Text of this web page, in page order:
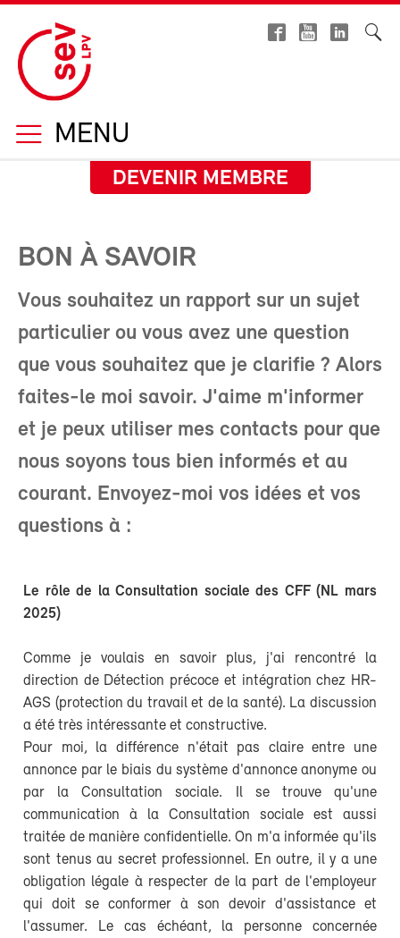
MENU
DEVENIR MEMBRE
BON À SAVOIR
Vous souhaitez un rapport sur un sujet
particulier ou vous avez une question
que vous souhaitez que je clarifie ? Alors
faites-le moi savoir. J'aime m'informer
et je peux utiliser mes contacts pour que
nous soyons tous bien informés et au
courant. Envoyez-moi vos idées et vos
questions à :
Le rôle de la Consultation sociale des CFF (NL mars
2025)
Comme je voulais en savoir plus, j'ai rencontré la
direction de Détection précoce et intégration chez HR-
AGS (protection du travail et de la santé). La discussion
a été très intéressante et constructive.
Pour moi, la différence n'était pas claire entre une
annonce par le biais du système d'annonce anonyme ou
par la Consultation sociale. Il se trouve qu'une
communication à la Consultation sociale est aussi
traitée de manière confidentielle. On m'a informée qu'ils
sont tenus au secret professionnel. En outre, il y a une
obligation légale à respecter de la part de l'employeur
qui doit se conformer à son devoir d'assistance et
l'assumer. Le cas échéant, la personne concernée